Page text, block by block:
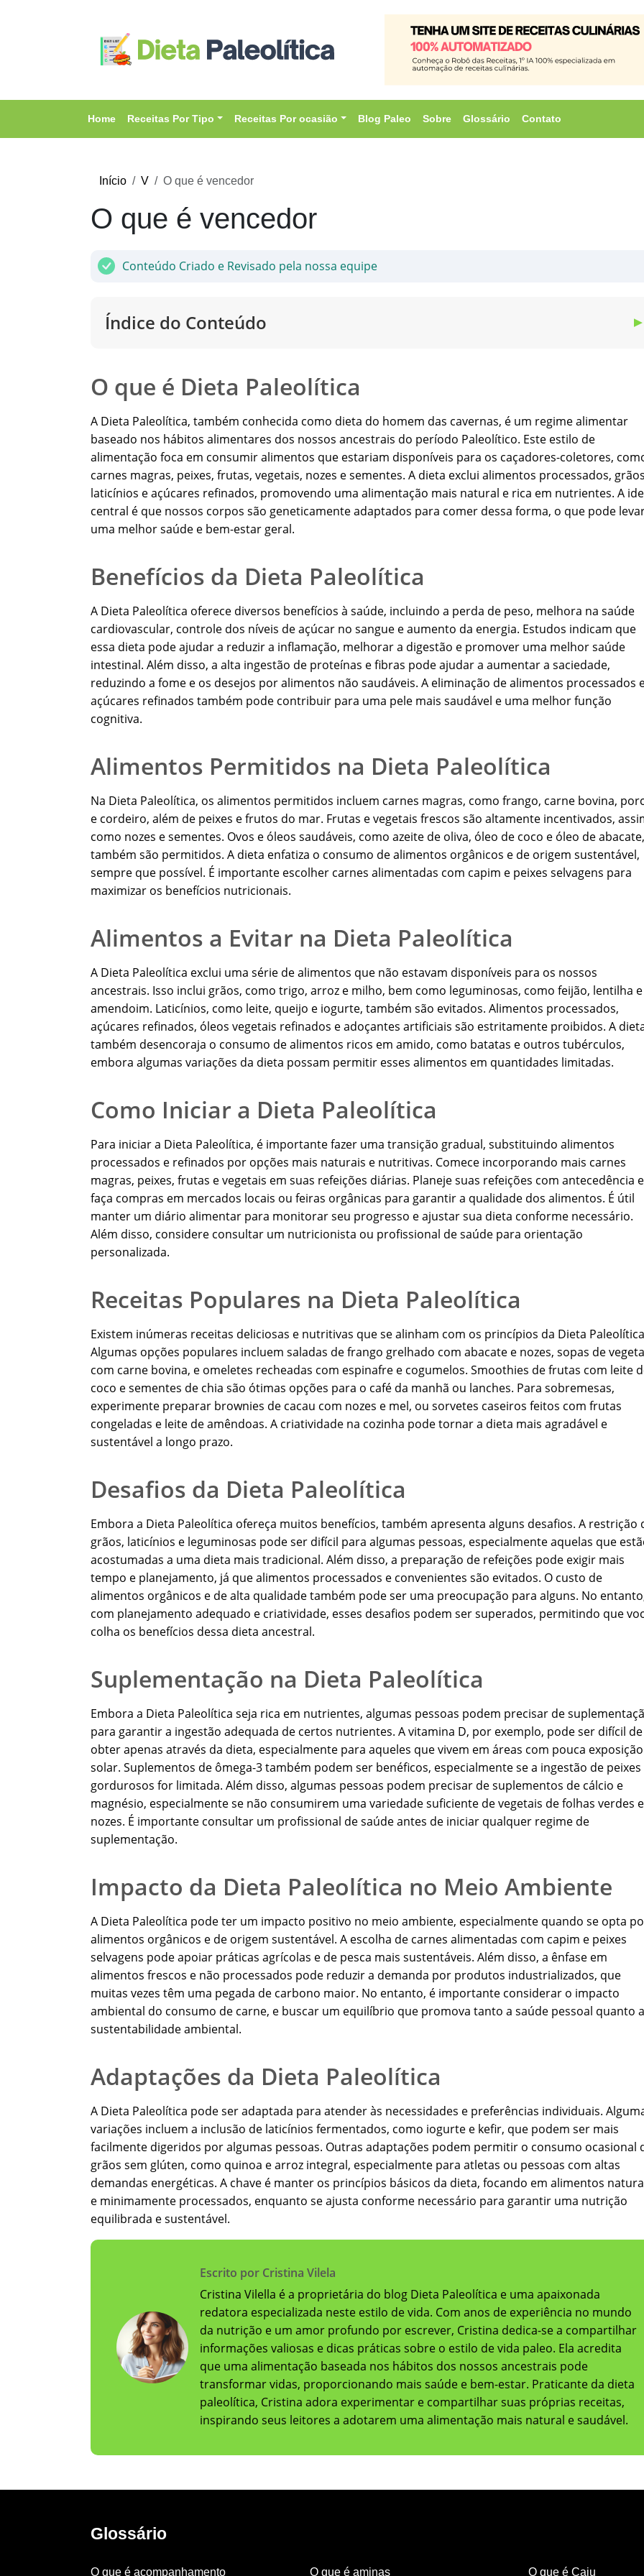
Home Receitas Por Tipo Receitas Por ocasião Blog Paleo Sobre Glossário Contato
Início V O que é vencedor
O que é vencedor
Conteúdo Criado e Revisado pela nossa equipe
Índice do Conteúdo ▼
O que é Dieta Paleolítica
A Dieta Paleolítica, também conhecida como dieta do homem das cavernas, é um regime alimentar
baseado nos hábitos alimentares dos nossos ancestrais do período Paleolítico. Este estilo de
alimentação foca em consumir alimentos que estariam disponíveis para os caçadores-coletores,
carnes magras, peixes, frutas, vegetais, nozes e sementes. A dieta exclui alimentos processados,
laticínios e açúcares refinados, promovendo uma alimentação mais natural e rica em nutrientes. A
central é que nossos corpos são geneticamente adaptados para comer dessa forma, o que pode
uma melhor saúde e bem-estar geral.
Benefícios da Dieta Paleolítica
A Dieta Paleolítica oferece diversos benefícios à saúde, incluindo a perda de peso, melhora na saúde
cardiovascular, controle dos níveis de açúcar no sangue e aumento da energia. Estudos indicam que
essa dieta pode ajudar a reduzir a inflamação, melhorar a digestão e promover uma melhor saúde
intestinal. Além disso, a alta ingestão de proteínas e fibras pode ajudar a aumentar a saciedade,
reduzindo a fome e os desejos por alimentos não saudáveis. A eliminação de alimentos processados
açúcares refinados também pode contribuir para uma pele mais saudável e uma melhor função
cognitiva.
Alimentos Permitidos na Dieta Paleolítica
Na Dieta Paleolítica, os alimentos permitidos incluem carnes magras, como frango, carne bovina,
e cordeiro, além de peixes e frutos do mar. Frutas e vegetais frescos são altamente incentivados,
como nozes e sementes. Ovos e óleos saudáveis, como azeite de oliva, óleo de coco e óleo de abacate,
também são permitidos. A dieta enfatiza o consumo de alimentos orgânicos e de origem sustentável,
sempre que possível. É importante escolher carnes alimentadas com capim e peixes selvagens para
maximizar os benefícios nutricionais.
Alimentos a Evitar na Dieta Paleolítica
A Dieta Paleolítica exclui uma série de alimentos que não estavam disponíveis para os nossos
ancestrais. Isso inclui grãos, como trigo, arroz e milho, bem como leguminosas, como feijão, lentilha e
amendoim. Laticínios, como leite, queijo e iogurte, também são evitados. Alimentos processados,
açúcares refinados, óleos vegetais refinados e adoçantes artificiais são estritamente proibidos. A
também desencoraja o consumo de alimentos ricos em amido, como batatas e outros tubérculos,
embora algumas variações da dieta possam permitir esses alimentos em quantidades limitadas.
Como Iniciar a Dieta Paleolítica
Para iniciar a Dieta Paleolítica, é importante fazer uma transição gradual, substituindo alimentos
processados e refinados por opções mais naturais e nutritivas. Comece incorporando mais carnes
magras, peixes, frutas e vegetais em suas refeições diárias. Planeje suas refeições com antecedência e
faça compras em mercados locais ou feiras orgânicas para garantir a qualidade dos alimentos. É útil
manter um diário alimentar para monitorar seu progresso e ajustar sua dieta conforme necessário.
Além disso, considere consultar um nutricionista ou profissional de saúde para orientação
personalizada.
Receitas Populares na Dieta Paleolítica
Existem inúmeras receitas deliciosas e nutritivas que se alinham com os princípios da Dieta
Algumas opções populares incluem saladas de frango grelhado com abacate e nozes, sopas de
com carne bovina, e omeletes recheadas com espinafre e cogumelos. Smoothies de frutas com leite
coco e sementes de chia são ótimas opções para o café da manhã ou lanches. Para sobremesas,
experimente preparar brownies de cacau com nozes e mel, ou sorvetes caseiros feitos com frutas
congeladas e leite de amêndoas. A criatividade na cozinha pode tornar a dieta mais agradável e
sustentável a longo prazo.
Desafios da Dieta Paleolítica
Embora a Dieta Paleolítica ofereça muitos benefícios, também apresenta alguns desafios. A restrição
grãos, laticínios e leguminosas pode ser difícil para algumas pessoas, especialmente aquelas que
acostumadas a uma dieta mais tradicional. Além disso, a preparação de refeições pode exigir mais
tempo e planejamento, já que alimentos processados e convenientes são evitados. O custo de
alimentos orgânicos e de alta qualidade também pode ser uma preocupação para alguns. No
com planejamento adequado e criatividade, esses desafios podem ser superados, permitindo que
colha os benefícios dessa dieta ancestral.
Suplementação na Dieta Paleolítica
Embora a Dieta Paleolítica seja rica em nutrientes, algumas pessoas podem precisar de
para garantir a ingestão adequada de certos nutrientes. A vitamina D, por exemplo, pode ser difícil de
obter apenas através da dieta, especialmente para aqueles que vivem em áreas com pouca exposição
solar. Suplementos de ômega-3 também podem ser benéficos, especialmente se a ingestão de peixes
gordurosos for limitada. Além disso, algumas pessoas podem precisar de suplementos de cálcio e
magnésio, especialmente se não consumirem uma variedade suficiente de vegetais de folhas verdes e
nozes. É importante consultar um profissional de saúde antes de iniciar qualquer regime de
suplementação.
Impacto da Dieta Paleolítica no Meio Ambiente
A Dieta Paleolítica pode ter um impacto positivo no meio ambiente, especialmente quando se opta
alimentos orgânicos e de origem sustentável. A escolha de carnes alimentadas com capim e peixes
selvagens pode apoiar práticas agrícolas e de pesca mais sustentáveis. Além disso, a ênfase em
alimentos frescos e não processados pode reduzir a demanda por produtos industrializados, que
muitas vezes têm uma pegada de carbono maior. No entanto, é importante considerar o impacto
ambiental do consumo de carne, e buscar um equilíbrio que promova tanto a saúde pessoal quanto a
sustentabilidade ambiental.
Adaptações da Dieta Paleolítica
A Dieta Paleolítica pode ser adaptada para atender às necessidades e preferências individuais.
variações incluem a inclusão de laticínios fermentados, como iogurte e kefir, que podem ser mais
facilmente digeridos por algumas pessoas. Outras adaptações podem permitir o consumo ocasional
grãos sem glúten, como quinoa e arroz integral, especialmente para atletas ou pessoas com altas
demandas energéticas. A chave é manter os princípios básicos da dieta, focando em alimentos
e minimamente processados, enquanto se ajusta conforme necessário para garantir uma nutrição
equilibrada e sustentável.
Escrito por Cristina Vilela
Cristina Vilella é a proprietária do blog Dieta Paleolítica e uma apaixonada
redatora especializada neste estilo de vida. Com anos de experiência no mundo
da nutrição e um amor profundo por escrever, Cristina dedica-se a compartilhar
informações valiosas e dicas práticas sobre o estilo de vida paleo. Ela acredita
que uma alimentação baseada nos hábitos dos nossos ancestrais pode
transformar vidas, proporcionando mais saúde e bem-estar. Praticante da dieta
paleolítica, Cristina adora experimentar e compartilhar suas próprias receitas,
inspirando seus leitores a adotarem uma alimentação mais natural e saudável.
Glossário
O que é acompanhamento O que é aminas O que é Caju